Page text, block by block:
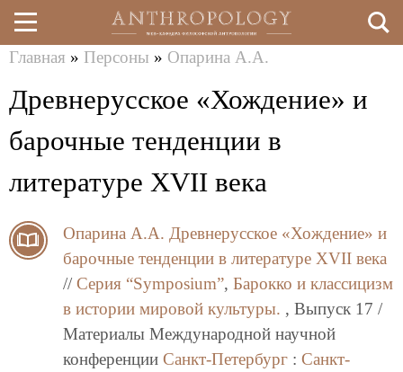
Перейти
к
здесь
Главная » Персоны » Опарина А.А.
Древнерусское «Хождение» и
барочные тенденции в
литературе XVII века
Опарина А.А. Древнерусское «Хождение» и
барочные тенденции в литературе XVII века
// Серия “Symposium”, Барокко и классицизм
в истории мировой культуры. , Выпуск 17 /
Материалы Международной научной
конференции Санкт-Петербург : Санкт-